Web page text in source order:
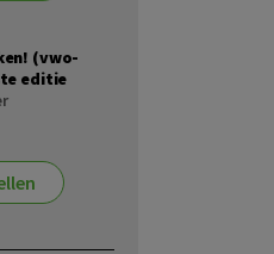
(vwo-
editie